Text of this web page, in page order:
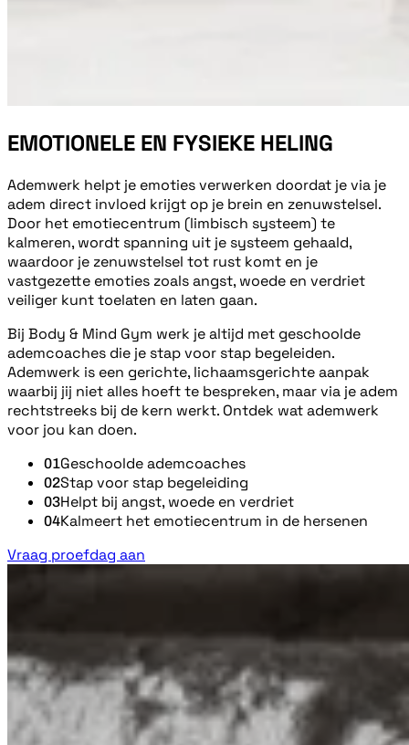
EMOTIONELE EN FYSIEKE HELING
Ademwerk helpt je emoties verwerken doordat je via je
adem direct invloed krijgt op je brein en zenuwstelsel.
Door het emotiecentrum (limbisch systeem) te
kalmeren, wordt spanning uit je systeem gehaald,
waardoor je zenuwstelsel tot rust komt en je
vastgezette emoties zoals angst, woede en verdriet
veiliger kunt toelaten en laten gaan.
Bij Body & Mind Gym werk je altijd met geschoolde
ademcoaches die je stap voor stap begeleiden.
Ademwerk is een gerichte, lichaamsgerichte aanpak
waarbij jij niet alles hoeft te bespreken, maar via je adem
rechtstreeks bij de kern werkt. Ontdek wat ademwerk
voor jou kan doen.
01Geschoolde ademcoaches
02Stap voor stap begeleiding
03Helpt bij angst, woede en verdriet
04Kalmeert het emotiecentrum in de hersenen
Vraag proefdag aan